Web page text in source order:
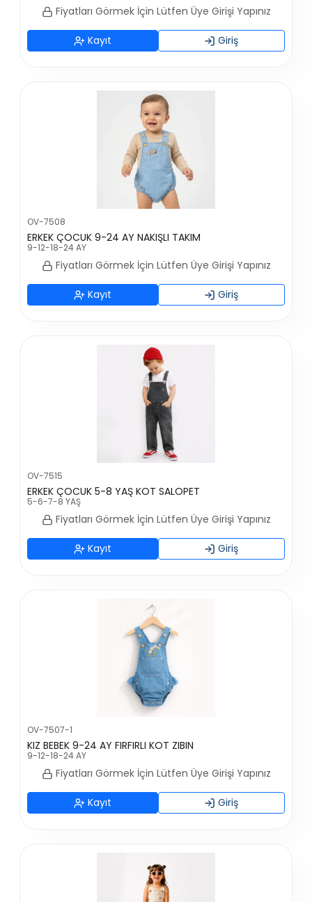
Fiyatları Görmek İçin Lütfen Üye Girişi Yapınız
Kayıt Giriş
OV-7508
ERKEK ÇOCUK 9-24 AY NAKIŞLI TAKIM
9-12-18-24 AY
Fiyatları Görmek İçin Lütfen Üye Girişi Yapınız
Kayıt Giriş
OV-7515
ERKEK ÇOCUK 5-8 YAŞ KOT SALOPET
5-6-7-8 YAŞ
Fiyatları Görmek İçin Lütfen Üye Girişi Yapınız
Kayıt Giriş
OV-7507-1
KIZ BEBEK 9-24 AY FIRFIRLI KOT ZIBIN
9-12-18-24 AY
Fiyatları Görmek İçin Lütfen Üye Girişi Yapınız
Kayıt Giriş